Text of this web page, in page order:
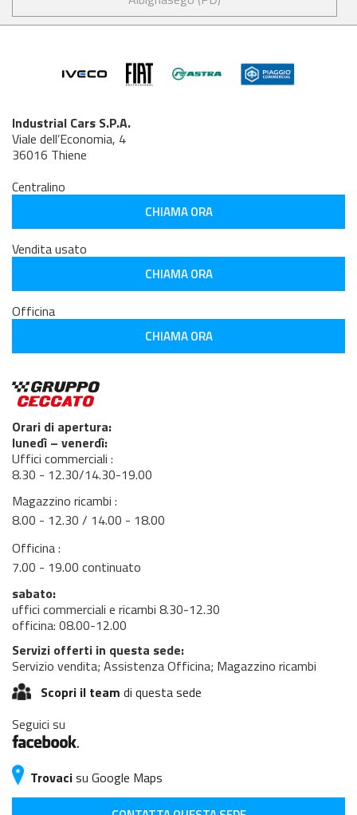
Industrial Cars S.P.A.
Viale dell’Economia, 4
36016 Thiene
Centralino
CHIAMA ORA
Vendita usato
CHIAMA ORA
Officina
CHIAMA ORA
Orari di apertura:
lunedì – venerdì:
Uffici commerciali :
8.30 - 12.30/14.30-19.00
Magazzino ricambi :
8.00 - 12.30 / 14.00 - 18.00
Officina :
7.00 - 19.00 continuato
sabato:
uffici commerciali e ricambi 8.30-12.30
officina: 08.00-12.00
Servizi offerti in questa sede:
Servizio vendita; Assistenza Officina; Magazzino ricambi
Scopri il team di questa sede
Seguici su
Trovacisu Google Maps